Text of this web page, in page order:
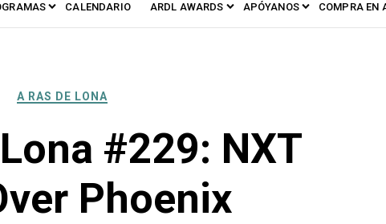
CALENDARIO ARDL AWARDS APÓYANOS COMPRA EN
A RAS DE LONA
#229: NXT
Phoenix